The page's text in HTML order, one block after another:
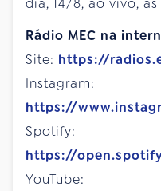
Rádio MEC na
Site: https://
Instagram:
https://
Spotify:
https://
YouTube: